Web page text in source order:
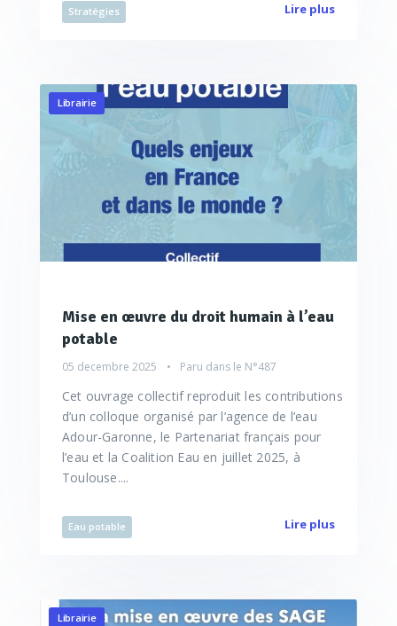
Stratégies Lire plus
Librairie
Mise en œuvre du droit humain à l’eau
potable
05 decembre 2025 Paru dans le N°487
Cet ouvrage collectif reproduit les contributions
d’un colloque organisé par l’agence de l’eau
Adour-Garonne, le Partenariat français pour
l’eau et la Coalition Eau en juillet 2025, à
Toulouse....
Eau potable Lire plus
Librairie